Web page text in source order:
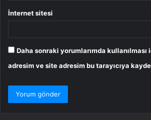
İnternet sitesi
Daha sonraki yorumlarımda kullanılması
adresim ve site adresim bu tarayıcıya